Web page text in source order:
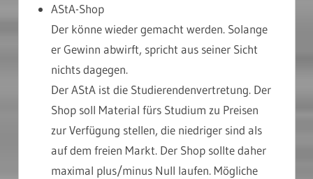
AStA-Shop
Der könne wieder gemacht werden. Solange
er Gewinn abwirft, spricht aus seiner Sicht
nichts dagegen.
Der AStA ist die Studierendenvertretung. Der
Shop soll Material fürs Studium zu Preisen
zur Verfügung stellen, die niedriger sind als
auf dem freien Markt. Der Shop sollte daher
maximal plus/minus Null laufen. Mögliche